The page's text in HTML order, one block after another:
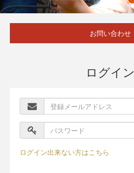
お問い合わせ
ログイン
ログイン出来ない方はこちら